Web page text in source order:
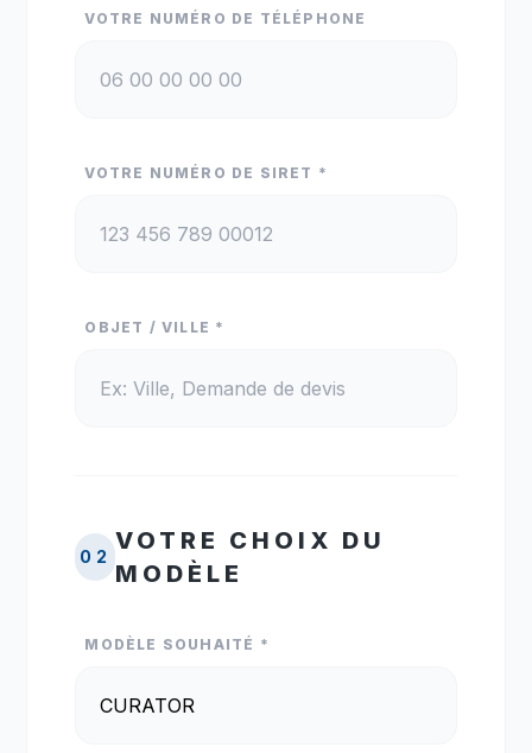
VOTRE NUMÉRO DE TÉLÉPHONE
VOTRE NUMÉRO DE SIRET *
OBJET / VILLE *
02
VOTRE CHOIX DU
MODÈLE
MODÈLE SOUHAITÉ *